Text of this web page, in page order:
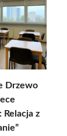
Drzewo
Relacja z